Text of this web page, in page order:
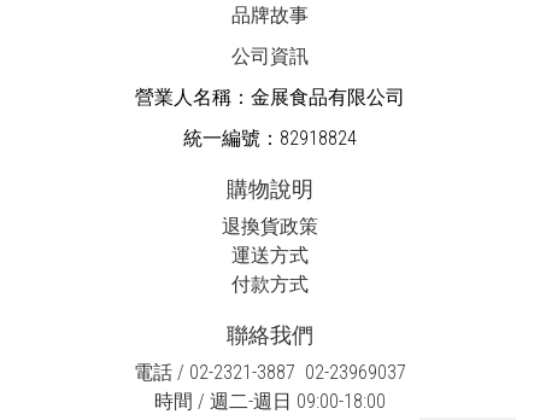
品牌故事
公司資訊
營業人名稱：金展食品有限公司
統一編號：82918824
購物說明
退換貨政策
運送方式
付款方式
聯絡我們
電話 / 02-2321-3887 02-23969037
時間 / 週二-週日 09:00-18:00